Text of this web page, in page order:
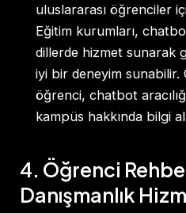
uluslararası öğrenciler
Eğitim kurumları,
dillerde hizmet sunarak
iyi bir deneyim sunabilir.
öğrenci, chatbot
kampüs hakkında bilgi
4. Öğrenci
Danışmanlık